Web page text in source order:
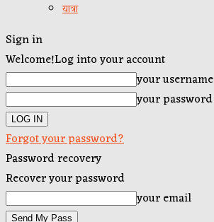
यात्रा
Sign in
Welcome!Log into your account
your username
your password
Forgot your password?
Password recovery
Recover your password
your email